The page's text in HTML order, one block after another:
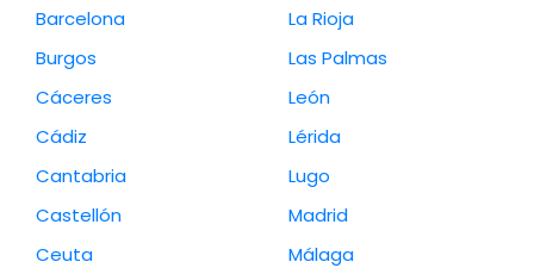
Barcelona
Burgos
Cáceres
Cádiz
Cantabria
Castellón
Ceuta
La Rioja
Las Palmas
León
Lérida
Lugo
Madrid
Málaga